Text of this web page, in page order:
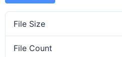
File Size
File Count